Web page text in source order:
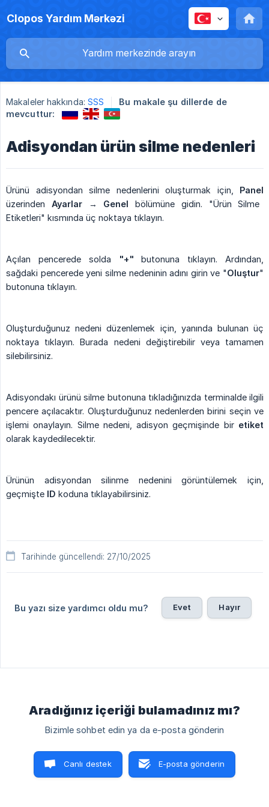
Clopos Yardım Mərkəzi
Makaleler hakkında: SSS
Bu makale şu dillerde de
mevcuttur:
Adisyondan ürün silme nedenleri
Ürünü adisyondan silme nedenlerini oluşturmak için, Panel
üzerinden Ayarlar→ Genel bölümüne gidin. "Ürün Silme
Etiketleri" kısmında üç noktaya tıklayın.
Açılan pencerede solda "+" butonuna tıklayın. Ardından,
sağdaki pencerede yeni silme nedeninin adını girin ve "Oluştur"
butonuna tıklayın.
Oluşturduğunuz nedeni düzenlemek için, yanında bulunan üç
noktaya tıklayın. Burada nedeni değiştirebilir veya tamamen
silebilirsiniz.
Adisyondakı ürünü silme butonuna tıkladığınızda terminalde ilgili
pencere açılacaktır. Oluşturduğunuz nedenlerden birini seçin ve
işlemi onaylayın. Silme nedeni, adisyon geçmişinde bir etiket
olarak kaydedilecektir.
Ürünün adisyondan silinme nedenini görüntülemek için,
geçmişte ID koduna tıklayabilirsiniz.
Tarihinde güncellendi: 27/10/2025
Bu yazı size yardımcı oldu mu? Evet Hayır
Aradığınız içeriği bulamadınız mı?
Bizimle sohbet edin ya da e-posta gönderin
Canlı destek E-posta gönderin